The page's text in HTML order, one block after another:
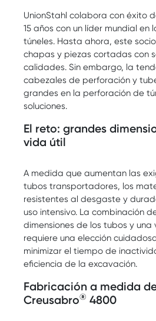
UnionStahl colabora con éxito
15 años con un líder mundial en
túneles. Hasta ahora, este
chapas y piezas cortadas con
calidades. Sin embargo, la
cabezales de perforación y
grandes en la perforación de
soluciones.
El reto: grandes
vida útil
A medida que aumentan las
tubos transportadores, los
resistentes al desgaste y
uso intensivo. La combinación
dimensiones de los tubos y
requiere una elección
minimizar el tiempo de
eficiencia de la excavación.
Fabricación a medida
Creusabro® 4800